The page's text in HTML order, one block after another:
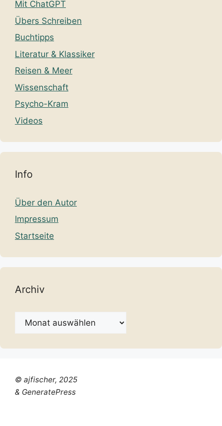
Mit ChatGPT
Übers Schreiben
Buchtipps
Literatur & Klassiker
Reisen & Meer
Wissenschaft
Psycho-Kram
Videos
Info
Über den Autor
Impressum
Startseite
Archiv
Archiv
© ajfischer, 2025
& GeneratePress